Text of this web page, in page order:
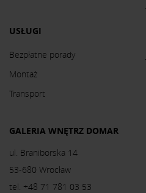
USŁUGI
Bezpłatne porady
Montaż
Transport
GALERIA WNĘTRZ DOMAR
ul. Braniborska 14
53-680 Wrocław
tel. +48 71 781 03 53